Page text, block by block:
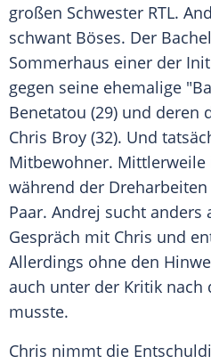
großen Schwester RTL.
schwant Böses. Der
Sommerhaus einer der
gegen seine ehemalige
Benetatou (29) und deren
Chris Broy (32). Und
Mitbewohner. Mittlerweile
während der
Paar. Andrej sucht anders
Gespräch mit Chris und
Allerdings ohne den
auch unter der Kritik
musste.
Chris nimmt die